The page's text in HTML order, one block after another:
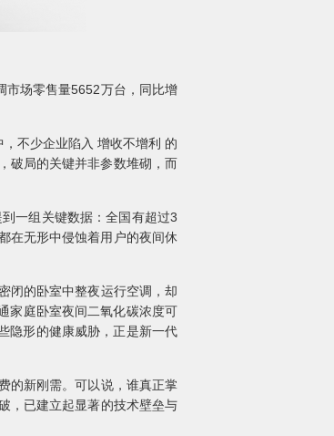
市场零售量5652万台，同比增
不少企业陷入 增收不增利 的
破局的关键并非参数堆砌，而
一组关键数据：全国有超过3
在无形中侵蚀着用户的夜间休
闭的卧室中整夜运行空调，却
家庭卧室夜间二氧化碳浓度可
隐形的健康威胁，正是新一代
的新刚需。可以说，谁真正掌
，已建立起显著的技术壁垒与